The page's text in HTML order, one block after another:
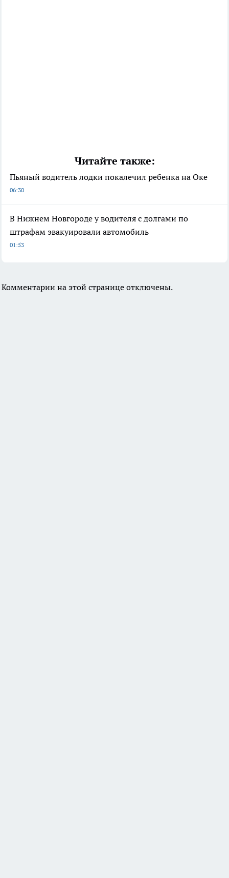
Читайте также:
Пьяный водитель лодки покалечил ребенка на Оке
06:30
В Нижнем Новгороде у водителя с долгами по
штрафам эвакуировали автомобиль
01:53
Комментарии на этой странице отключены.